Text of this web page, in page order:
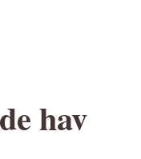
hav